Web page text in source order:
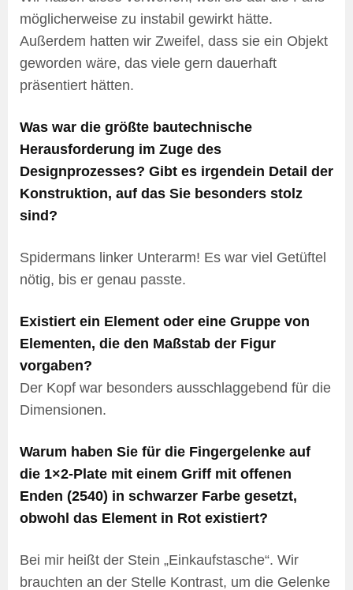
möglicherweise zu instabil gewirkt hätte.
Außerdem hatten wir Zweifel, dass sie ein Objekt
geworden wäre, das viele gern dauerhaft
präsentiert hätten.
Was war die größte bautechnische
Herausforderung im Zuge des
Designprozesses? Gibt es irgendein Detail der
Konstruktion, auf das Sie besonders stolz
sind?
Spidermans linker Unterarm! Es war viel Getüftel
nötig, bis er genau passte.
Existiert ein Element oder eine Gruppe von
Elementen, die den Maßstab der Figur
vorgaben?
Der Kopf war besonders ausschlaggebend für die
Dimensionen.
Warum haben Sie für die Fingergelenke auf
die 1×2-Plate mit einem Griff mit offenen
Enden (2540) in schwarzer Farbe gesetzt,
obwohl das Element in Rot existiert?
Bei mir heißt der Stein „Einkaufstasche“. Wir
brauchten an der Stelle Kontrast, um die Gelenke